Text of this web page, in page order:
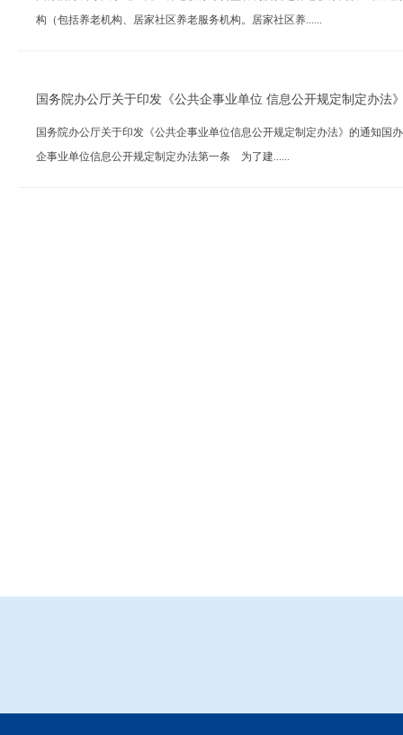
构（包括养老机构、居家社区养老服务机构。居家社区养......
国务院办公厅关于印发《公共企事业单位 信息公开规定制定办法
国务院办公厅关于印发《公共企事业单位信息公开规定制定办法》的通知国
企事业单位信息公开规定制定办法第一条 为了建......